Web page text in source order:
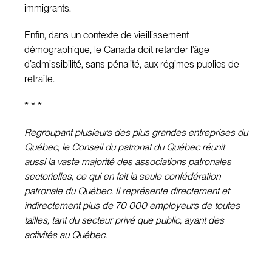
immigrants.
Enfin, dans un contexte de vieillissement
démographique, le Canada doit retarder l’âge
d’admissibilité, sans pénalité, aux régimes publics de
retraite.
* * *
Regroupant plusieurs des plus grandes entreprises du
Québec, le Conseil du patronat du Québec réunit
aussi la vaste majorité des associations patronales
sectorielles, ce qui en fait la seule confédération
patronale du Québec. Il représente directement et
indirectement plus de 70 000 employeurs de toutes
tailles, tant du secteur privé que public, ayant des
activités au Québec.